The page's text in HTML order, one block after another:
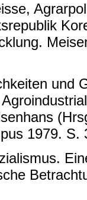
und
1979. S.